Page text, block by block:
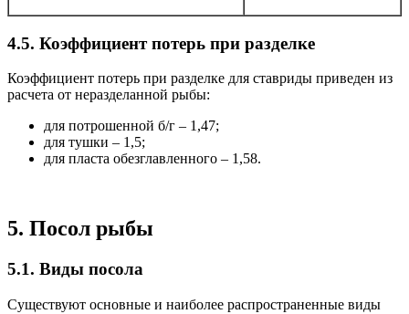
4.5. Коэффициент потерь при разделке
Коэффициент потерь при разделке для ставриды приведен из
расчета от неразделанной рыбы:
для потрошенной б/г – 1,47;
для тушки – 1,5;
для пласта обезглавленного – 1,58.
5. Посол рыбы
5.1. Виды посола
Существуют основные и наиболее распространенные виды